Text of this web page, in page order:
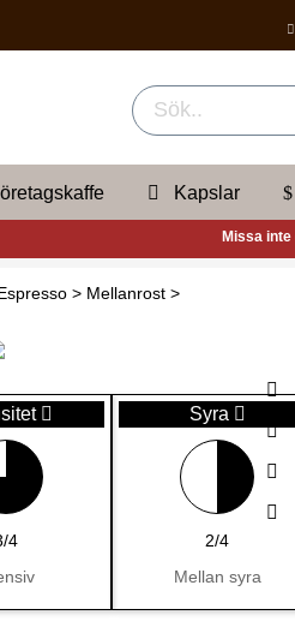
Kapslar
Missa
> Mellanrost >
4
Syra
2/4
Mellan syra